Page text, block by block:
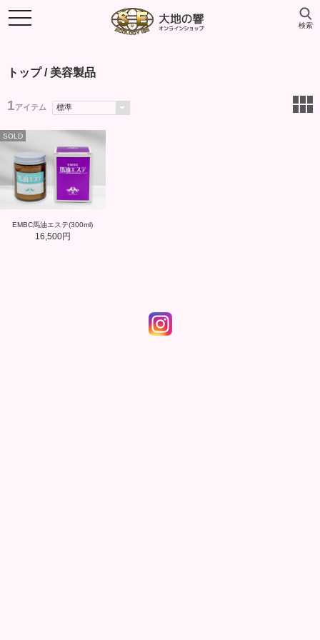
検索
トップ/ 美容製品
1アイテム
SOLD
EMBC馬油エステ(300ml)
16,500円